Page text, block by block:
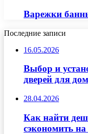
Варежки
Последние записи
16.05.2026
Выбор и
дверей для
28.04.2026
Как найти
сэкономить на